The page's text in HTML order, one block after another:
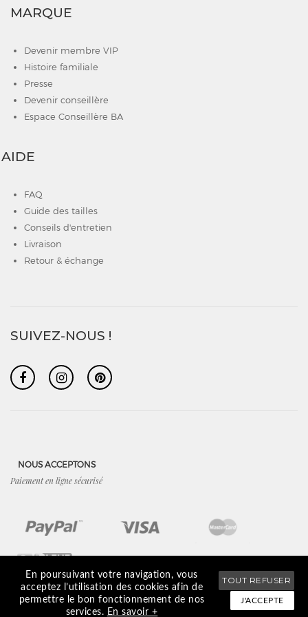
En poursuivant votre navigation, vous
acceptez l’utilisation des cookies afin de
permettre le bon fonctionnement de nos
services. En savoir +
TOUT REFUSER
J'ACCEPTE
MARQUE
Devenir membre VIP
Histoire familiale
Presse
Devenir conseillère
Espace Conseillère BA
AIDE
FAQ
Guide des tailles
Conseils d'entretien
Livraison
Retour & échange
SUIVEZ-NOUS !
NOUS ACCEPTONS
Paiement en ligne sécurisé
CGV Mentions légales/ Plan du site Recherche boutique